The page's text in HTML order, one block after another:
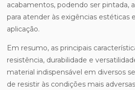
acabamentos, podendo ser pintada,
para atender às exigências estéticas
aplicação.
Em resumo, as principais
resistência, durabilidade e
material indispensável em diversos
de resistir às condições mais